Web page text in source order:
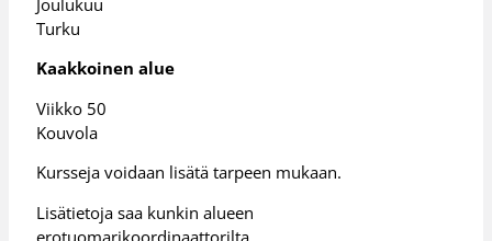
Turku
Kaakkoinen alue
Viikko 50
Kouvola
Kursseja voidaan lisätä tarpeen mukaan.
Lisätietoja saa kunkin alueen
erotuomarikoordinaattorilta.